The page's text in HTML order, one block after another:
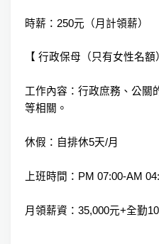
時薪：250元（月計領薪）
【 行政保母（只有女性名額
工作內容：行政庶務、公
等相關。
休假：自排休5天/月
上班時間：PM 07:00-AM
月領薪資：35,000元+全勤